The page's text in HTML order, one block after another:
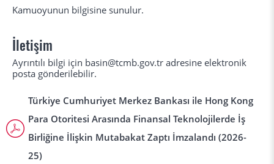
Kamuoyunun bilgisine sunulur.
İletişim
Ayrıntılı bilgi için basin@tcmb.gov.tr adresine elektronik
posta gönderilebilir.
Türkiye Cumhuriyet Merkez Bankası ile Hong Kong
Para Otoritesi Arasında Finansal Teknolojilerde İş
Birliğine İlişkin Mutabakat Zaptı İmzalandı (2026-
25)